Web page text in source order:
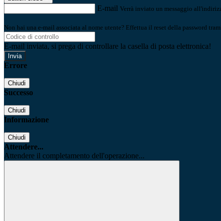
E-mail Verrà inviato un messaggio
Non hai una e-mail associata al nome utente? Effettua il reset della password
E-mail inviata, si prega di controllare la casella di posta elettronica!
Errore
Chiudi
Successo
Chiudi
Informazione
Chiudi
Attendere...
Attendere il completamento dell'operazione...